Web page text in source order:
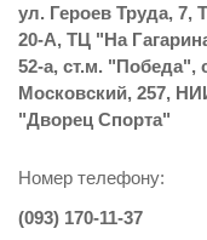
ул. Героев Труда, 7,
20-А, ТЦ "На
52-а, ст.м. "Победа",
Московский, 257,
"Дворец Спорта"
Номер телефону:
(093) 170-11-37